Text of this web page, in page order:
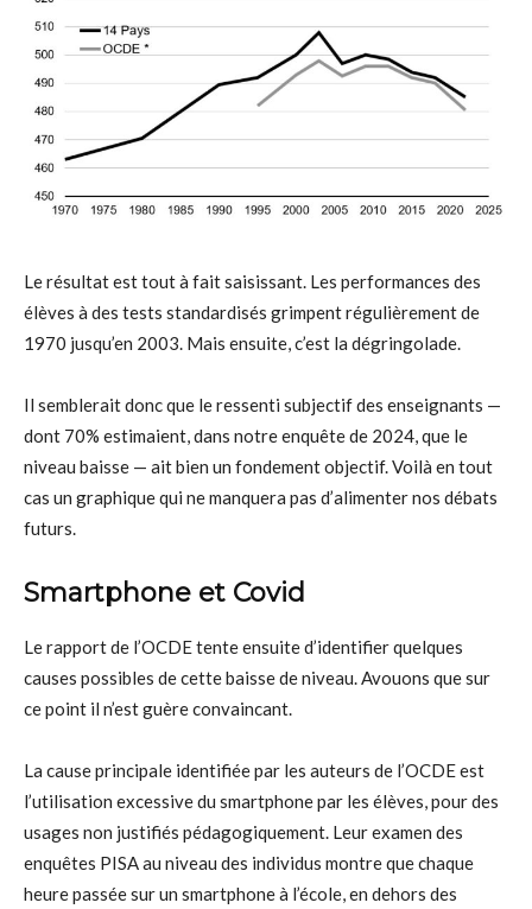
Le résultat est tout à fait saisissant. Les performances des
élèves à des tests standardisés grimpent régulièrement de
1970 jusqu’en 2003. Mais ensuite, c’est la dégringolade.
Il semblerait donc que le ressenti subjectif des enseignants —
dont 70% estimaient, dans notre enquête de 2024, que le
niveau baisse — ait bien un fondement objectif. Voilà en tout
cas un graphique qui ne manquera pas d’alimenter nos débats
futurs.
Smartphone et Covid
Le rapport de l’OCDE tente ensuite d’identifier quelques
causes possibles de cette baisse de niveau. Avouons que sur
ce point il n’est guère convaincant.
La cause principale identifiée par les auteurs de l’OCDE est
l’utilisation excessive du smartphone par les élèves, pour des
usages non justifiés pédagogiquement. Leur examen des
enquêtes PISA au niveau des individus montre que chaque
heure passée sur un smartphone à l’école, en dehors des